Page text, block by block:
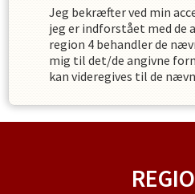
Jeg bekræfter ved min
jeg er indforstået med de
region 4 behandler de
mig til det/de angivne
kan videregives til de